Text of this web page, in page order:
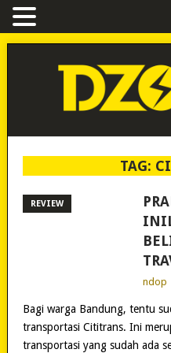
TAG:
REVIEW
ndop
Bagi warga Bandung, tentu
transportasi Cititrans. Ini
transportasi yang sudah ada